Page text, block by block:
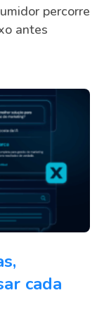
percorre
antes
cada